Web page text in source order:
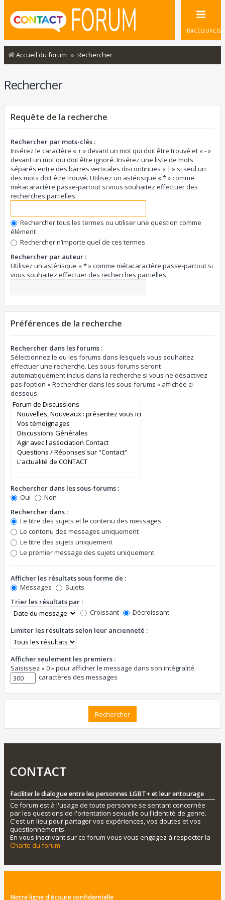
RACCOURCIS
Accueil du forum Rechercher
Rechercher
Requête de la recherche
Rechercher par mots-clés :
Insérez le caractère « + » devant un mot qui doit être trouvé et « - »
devant un mot qui doit être ignoré. Insérez une liste de mots
séparés entre des barres verticales discontinues « | » si seul un
des mots doit être trouvé. Utilisez un astérisque « * » comme
métacaractère passe-partout si vous souhaitez effectuer des
recherches partielles.
Rechercher tous les termes ou utiliser une question comme
élément
Rechercher n’importe quel de ces termes
Rechercher par auteur :
Utilisez un astérisque « * » comme métacaractère passe-partout si
vous souhaitez effectuer des recherches partielles.
Préférences de la recherche
Rechercher dans les forums :
Sélectionnez le ou les forums dans lesquels vous souhaitez
effectuer une recherche. Les sous-forums seront
automatiquement inclus dans la recherche si vous ne désactivez
pas l’option « Rechercher dans les sous-forums » affichée ci-
dessous.
Rechercher dans les sous-forums :
Oui
Non
Rechercher dans :
Le titre des sujets et le contenu des messages
Le contenu des messages uniquement
Le titre des sujets uniquement
Le premier message des sujets uniquement
Afficher les résultats sous forme de :
Messages
Sujets
Trier les résultats par :
Croissant
Décroissant
Limiter les résultats selon leur ancienneté :
Afficher seulement les premiers :
Saisissez « 0 » pour afficher le message dans son intégralité.
caractères des messages
CONTACT
Faciliter le dialogue entre les personnes LGBT+ et leur entourage
Ce forum est à l'usage de toute personne se sentant concernée
par les questions de l'orientation sexuelle ou l'identité de genre.
C'est un lieu pour partager vos expériences, vos doutes et vos
questionnements.
En vous inscrivant sur ce forum vous vous engagez à respecter la
Charte du forum
Notre ligne d'écoute confidentielle